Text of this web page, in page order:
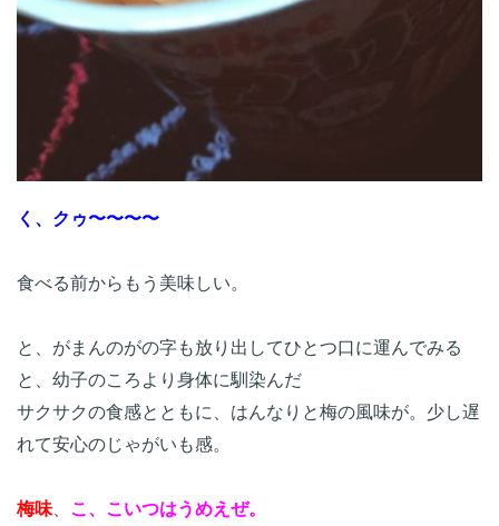
く、クゥ〜〜〜〜
食べる前からもう美味しい。
と、がまんのがの字も放り出してひとつ口に運んでみる
と、幼子のころより身体に馴染んだ
サクサクの食感とともに、はんなりと梅の風味が。少し遅
れて安心のじゃがいも感。
梅味 こ、こいつはうめえぜ。